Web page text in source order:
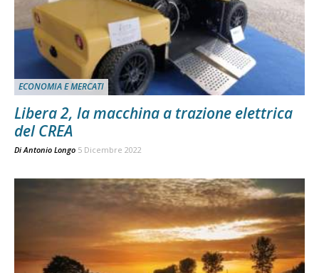
ECONOMIA E MERCATI
Libera 2, la macchina a trazione elettrica
del CREA
Di Antonio Longo 5 Dicembre 2022